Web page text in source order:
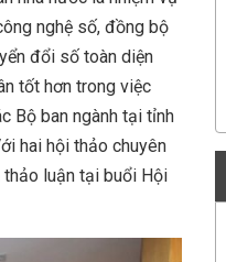
nghệ số, đồng bộ
đổi số toàn diện
tốt hơn trong việc
Bộ ban ngành tại tỉnh
hai hội thảo chuyên
luận tại buổi Hội